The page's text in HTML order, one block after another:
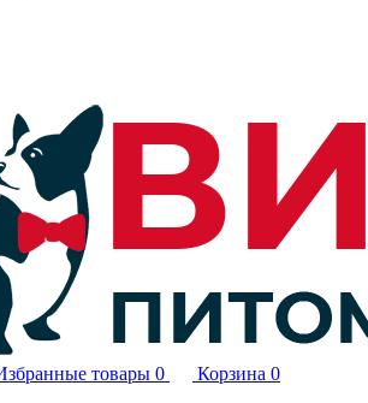
товары 0 Корзина 0